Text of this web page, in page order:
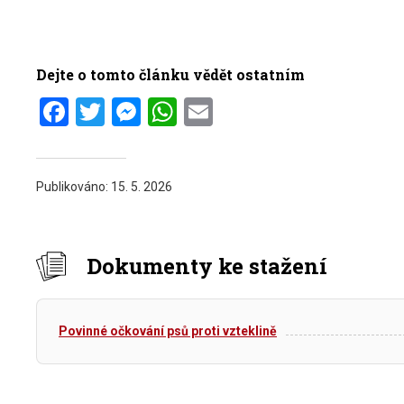
Dejte o tomto článku vědět ostatním
Facebook
Twitter
Messenger
WhatsApp
Publikováno: 15. 5. 2026
Dokumenty ke stažení
Povinné očkování psů proti vzteklině